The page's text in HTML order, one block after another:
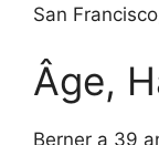
San
Âge,
Berner a 39